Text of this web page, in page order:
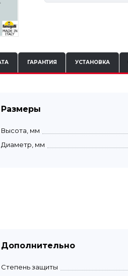
ГАРАНТИЯ УСТАНОВКА
Размеры
Высота, мм
Диаметр, мм
Дополнительно
Степень защиты